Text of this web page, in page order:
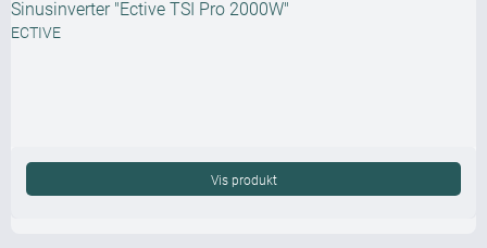
Sinusinverter "Ective TSI Pro 2000W"
ECTIVE
Vis produkt